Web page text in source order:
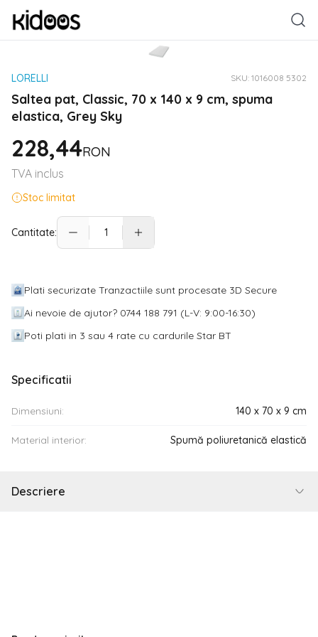
LORELLI SKU: 1016008 5302
Saltea pat, Classic, 70 x 140 x 9 cm, spuma
elastica, Grey Sky
228,44RON
TVA inclus
Stoc limitat
Cantitate:
Plati securizate Tranzactiile sunt procesate 3D Secure
Ai nevoie de ajutor? 0744 188 791 (L-V: 9:00-16:30)
Poti plati in 3 sau 4 rate cu cardurile Star BT
Specificatii
Dimensiuni: 140 x 70 x 9 cm
Material interior: Spumă poliuretanică elastică
Descriere